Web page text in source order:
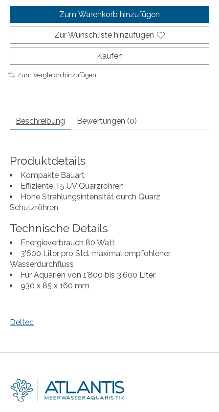
Zum Warenkorb hinzufügen
Zur Wunschliste hinzufügen
Kaufen
Zum Vergleich hinzufügen
Beschreibung Bewertungen (0)
Produktdetails
Kompakte Bauart
Effiziente T5 UV Quarzröhren
Hohe Strahlungsintensität durch Quarz
Schutzröhren
Technische Details
Energieverbrauch 80 Watt
3'600 Liter pro Std. maximal empfohlener
Wasserdurchfluss
Für Aquarien von 1'800 bis 3'600 Liter
930 x 85 x 160 mm
Deltec